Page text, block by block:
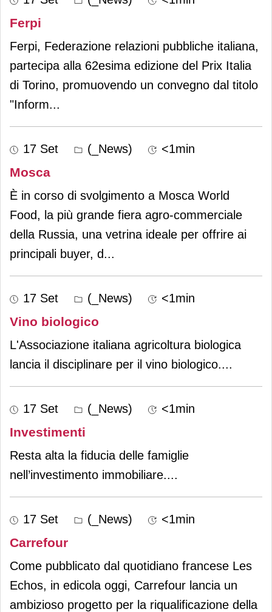
Ferpi
Ferpi, Federazione relazioni pubbliche italiana,
partecipa alla 62esima edizione del Prix Italia
di Torino, promuovendo un convegno dal titolo
"Inform...
17 Set (_News) <1min
Mosca
È in corso di svolgimento a Mosca World
Food, la più grande fiera agro-commerciale
della Russia, una vetrina ideale per offrire ai
principali buyer, d...
17 Set (_News) <1min
Vino biologico
L'Associazione italiana agricoltura biologica
lancia il disciplinare per il vino biologico....
17 Set (_News) <1min
Investimenti
Resta alta la fiducia delle famiglie
nell’investimento immobiliare....
17 Set (_News) <1min
Carrefour
Come pubblicato dal quotidiano francese Les
Echos, in edicola oggi, Carrefour lancia un
ambizioso progetto per la riqualificazione della